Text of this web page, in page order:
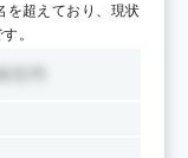
を超えており、現状
。